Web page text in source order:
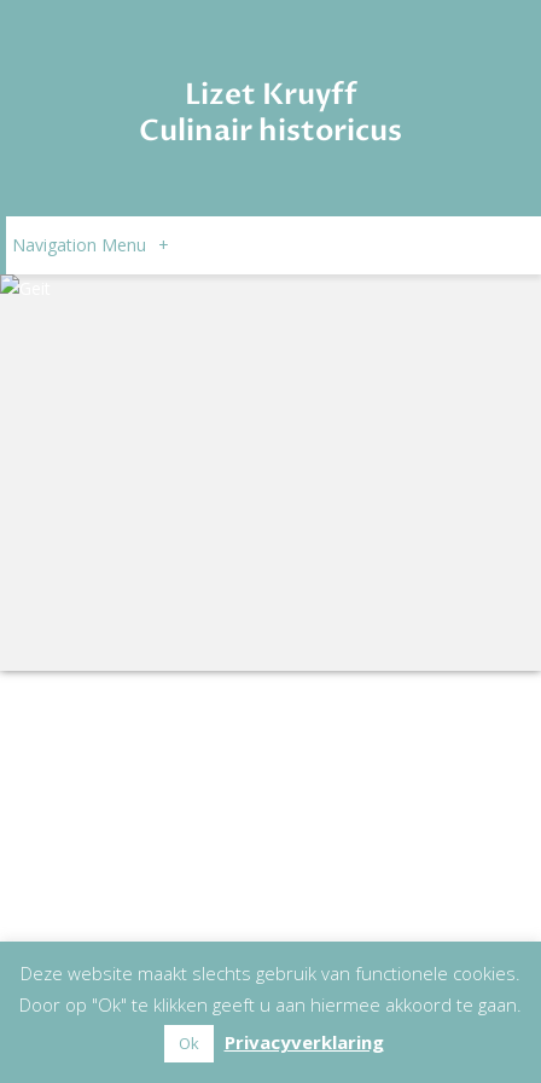
Lizet Kruyff
Culinair historicus
Navigation Menu +
Deze website maakt slechts gebruik van functionele cookies.
Door op "Ok" te klikken geeft u aan hiermee akkoord te gaan.
Ok Privacyverklaring